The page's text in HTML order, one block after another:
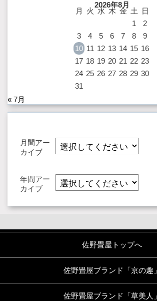
2026年8月
月 火 水 木 金 土
日
1
2
3
4 5 6 7 8
9
10 11 12 13 14 15 16
17 18 19 20 21 22 23
24 25 26 27 28 29 30
31
« 7月
月間アー
カイブ
年間アー
カイブ
佐野畳屋トップへ
佐野畳屋ブランド「京の趣」
佐野畳屋ブランド「草美人」